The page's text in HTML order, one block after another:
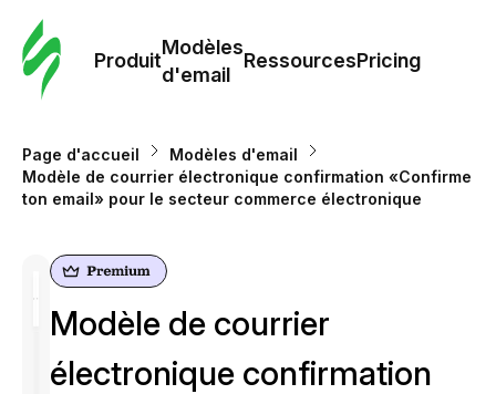
Produit
Modèles
d'email
RessourcesPricing
Page d'accueil
Modèles d'email
Modèle de courrier électronique confirmation «Confirme
ton email» pour le secteur commerce électronique
Modèle de courrier
électronique confirmation